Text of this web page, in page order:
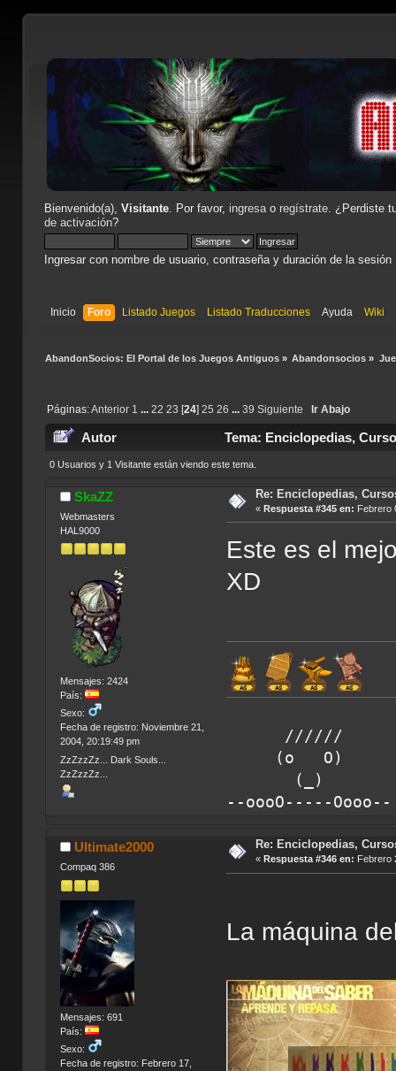
Bienvenido(a), Visitante. Por favor, ingresao regístrate. ¿Perdiste
de activación?
Ingresar con nombre de usuario, contraseña y duración de la sesión
Inicio Foro Listado Juegos Listado Traducciones Ayuda Wiki
AbandonSocios: El Portal de los Juegos Antiguos» Abandonsocios »
Páginas:Anterior 1 ... 22 23 [24] 25 26 ... 39 Siguiente Ir Abajo
Autor Tema: Enciclopedias,
0 Usuarios y 1 Visitante están viendo este tema.
SkaZZ
Webmasters
HAL9000
Mensajes: 2424
País:
Sexo:
Fecha de registro: Noviembre 21,
2004, 20:19:49 pm
ZzZzzZz... Dark Souls...
ZzZzzZz...
Re: Enciclopedias,
« Respuesta #345 en: Febrero
Este es el
XD
////// Hora de
(o O)
(_) SkaZz
--oooO-----
Ultimate2000
Compaq 386
Mensajes: 691
País:
Sexo:
Fecha de registro: Febrero 17,
Re: Enciclopedias,
« Respuesta #346 en: Febrero
La máquina